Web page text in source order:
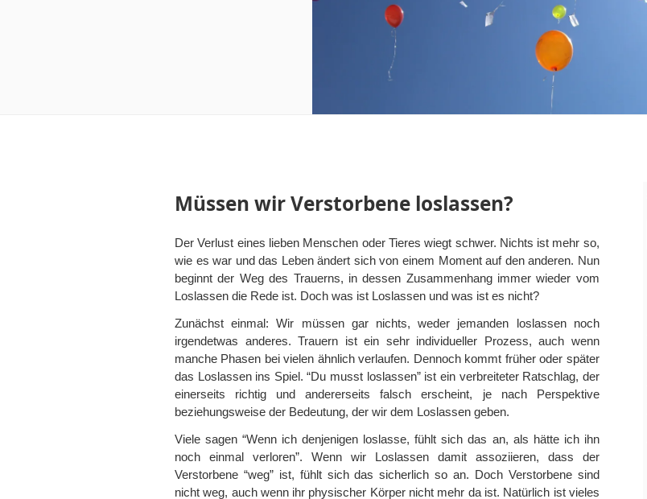
Müssen wir Verstorbene loslassen?
Der Verlust eines lieben Menschen oder Tieres wiegt schwer. Nichts ist mehr so,
wie es war und das Leben ändert sich von einem Moment auf den anderen. Nun
beginnt der Weg des Trauerns, in dessen Zusammenhang immer wieder vom
Loslassen die Rede ist. Doch was ist Loslassen und was ist es nicht?
Zunächst einmal: Wir müssen gar nichts, weder jemanden loslassen noch
irgendetwas anderes. Trauern ist ein sehr individueller Prozess, auch wenn
manche Phasen bei vielen ähnlich verlaufen. Dennoch kommt früher oder später
das Loslassen ins Spiel. “Du musst loslassen” ist ein verbreiteter Ratschlag, der
einerseits richtig und andererseits falsch erscheint, je nach Perspektive
beziehungsweise der Bedeutung, der wir dem Loslassen geben.
Viele sagen “Wenn ich denjenigen loslasse, fühlt sich das an, als hätte ich ihn
noch einmal verloren”. Wenn wir Loslassen damit assoziieren, dass der
Verstorbene “weg” ist, fühlt sich das sicherlich so an. Doch Verstorbene sind
nicht weg, auch wenn ihr physischer Körper nicht mehr da ist. Natürlich ist vieles